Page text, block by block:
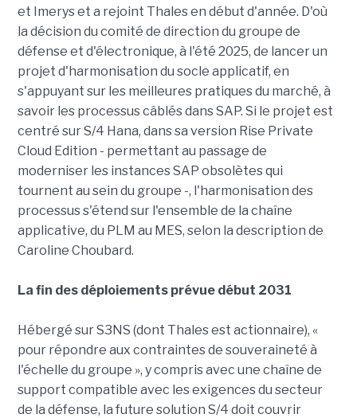
et Imerys et a rejoint Thales en début d'année. D'où
la décision du comité de direction du groupe de
défense et d'électronique, à l'été 2025, de lancer un
projet d'harmonisation du socle applicatif, en
s'appuyant sur les meilleures pratiques du marché, à
savoir les processus câblés dans SAP. Si le projet est
centré sur S/4 Hana, dans sa version Rise Private
Cloud Edition - permettant au passage de
moderniser les instances SAP obsolètes qui
tournent au sein du groupe -, l'harmonisation des
processus s'étend sur l'ensemble de la chaîne
applicative, du PLM au MES, selon la description de
Caroline Choubard.
La fin des déploiements prévue début 2031
Hébergé sur S3NS (dont Thales est actionnaire), «
pour répondre aux contraintes de souveraineté à
l'échelle du groupe », y compris avec une chaîne de
support compatible avec les exigences du secteur
de la défense, la future solution S/4 doit couvrir